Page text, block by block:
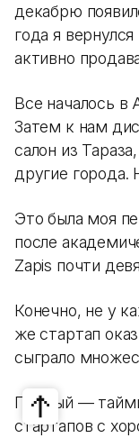
декабрю
года я
активно
Все началось в
Затем к нам
салон из
другие города.
Это была моя
после
Zapis почти
Конечно, не у
же стартап
сыграло
Первый —
стартапов с